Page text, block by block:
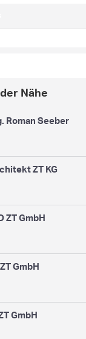
Nähe
Roman Seeber
ZT KG
ZT GmbH
GmbH
GmbH